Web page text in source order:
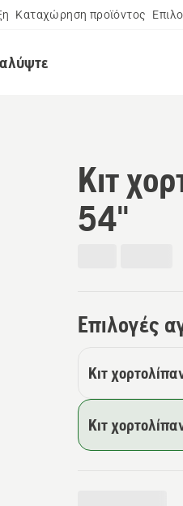
Καταχώρηση προϊόντος
Κιτ
54"
Επιλογές
Κιτ
Κιτ